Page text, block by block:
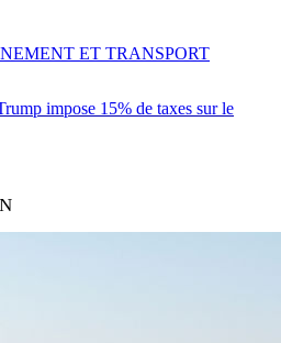
impose 15% de taxes sur le
ET TRANSPORT